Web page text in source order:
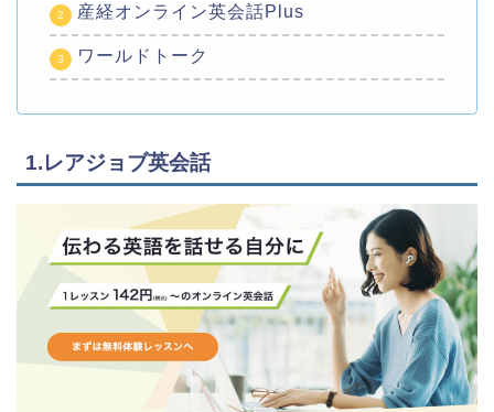
産経オンライン英会話Plus
ワールドトーク
1.レアジョブ英会話